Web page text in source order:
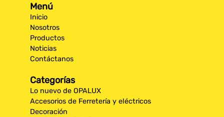
Menú
Inicio
Nosotros
Productos
Noticias
Contáctanos
Categorías
Lo nuevo de OPALUX
Accesorios de Ferretería y eléctricos
Decoración